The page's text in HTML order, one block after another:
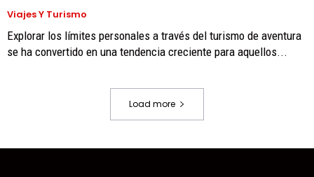
Viajes Y Turismo
Explorar los límites personales a través del turismo de aventura
se ha convertido en una tendencia creciente para aquellos...
Load more